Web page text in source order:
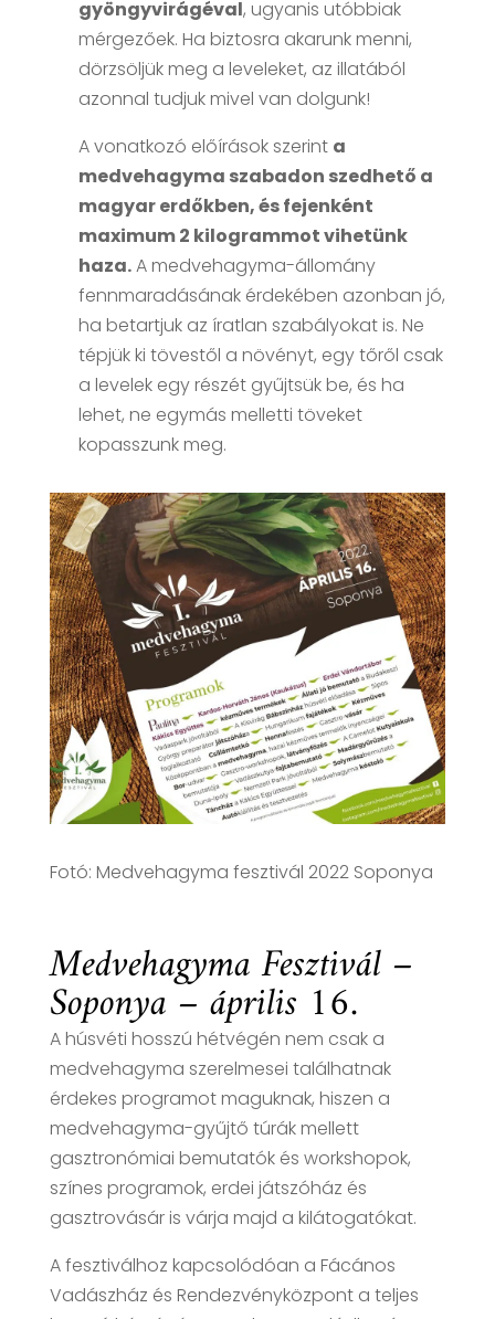
gyöngyvirágéval, ugyanis utóbbiak
mérgezőek. Ha biztosra akarunk menni,
dörzsöljük meg a leveleket, az illatából
azonnal tudjuk mivel van dolgunk!
A vonatkozó előírások szerint a
medvehagyma szabadon szedhető a
magyar erdőkben, és fejenként
maximum 2 kilogrammot vihetünk
haza.A medvehagyma-állomány
fennmaradásának érdekében azonban jó,
ha betartjuk az íratlan szabályokat is. Ne
tépjük ki tövestől a növényt, egy tőről csak
a levelek egy részét gyűjtsük be, és ha
lehet, ne egymás melletti töveket
kopasszunk meg.
Fotó: Medvehagyma fesztivál 2022 Soponya
Medvehagyma Fesztivál –
Soponya – április 16.
A húsvéti hosszú hétvégén nem csak a
medvehagyma szerelmesei találhatnak
érdekes programot maguknak, hiszen a
medvehagyma-gyűjtő túrák mellett
gasztronómiai bemutatók és workshopok,
színes programok, erdei játszóház és
gasztrovásár is várja majd a kilátogatókat.
A fesztiválhoz kapcsolódóan a Fácános
Vadászház és Rendezvényközpont a teljes